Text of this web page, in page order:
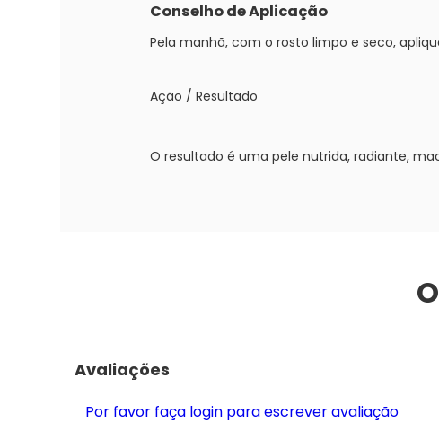
Conselho de Aplicação
Pela manhã, com o rosto limpo e seco,
Ação / Resultado
O resultado é uma pele nutrida, radiante,
Avaliações
Por favor faça login para escrever avaliação